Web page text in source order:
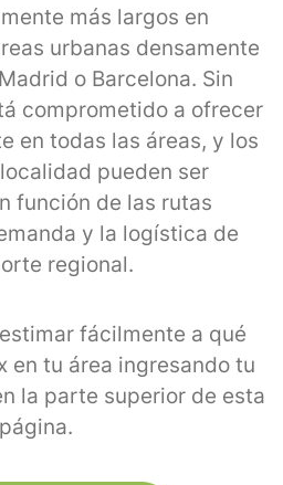
más largos en
urbanas densamente
o Barcelona. Sin
comprometido a ofrecer
en todas las áreas, y los
pueden ser
función de las rutas
y la logística de
regional.
fácilmente a qué
en tu área ingresando tu
la parte superior de esta
página.